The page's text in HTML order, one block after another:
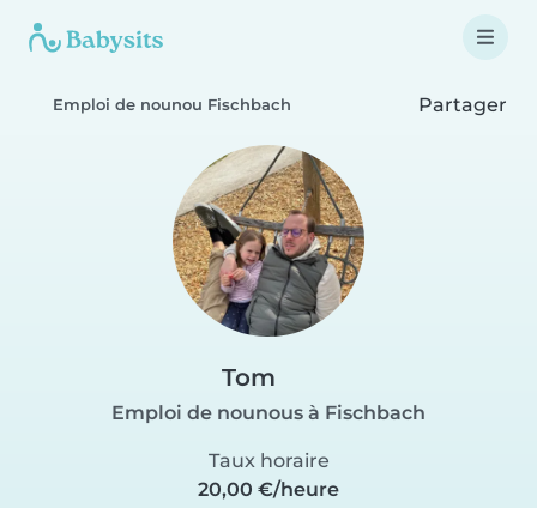
Emploi de nounou Fischbach Partager
Tom
Emploi de nounous à Fischbach
Taux horaire
20,00 €/heure